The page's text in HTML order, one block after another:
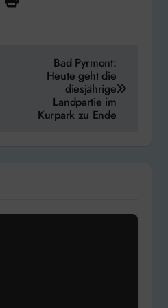
Bad Pyrmont:
Heute geht die
diesjährige
Landpartie im
Kurpark zu Ende